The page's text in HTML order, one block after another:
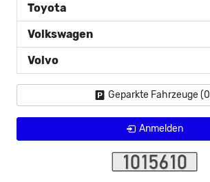
Toyota
Volkswagen
Volvo
Geparkte Fahrzeuge (0
Anmelden